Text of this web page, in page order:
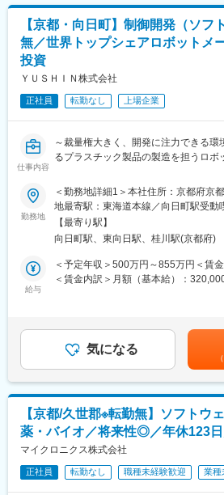
じた高い機能性、省エネ性を兼ね備え
取出ロボットを販売し、業界をリード
変更の範囲：会社の定める業務
・ハードの制御、PCとの通信
・マイコン周辺機器のドライバ作成
※タイマ／シリアル通信／AD／LCD
・RTOSを使用したアプリ開発 など
発 など
産業用電子機器（半導体や電子部品の
装置）
製造現場を支えています。
■主要顧客：
・主力は半導体業界ですが、そのほか
数業界と取引をしているため、業績が
・やりたい仕事で社会に貢献をモット
◆オーダーメイドで設計製作するため
から携わり、裁量の大きな仕事ができ
◆半導体・自動車・医療など様々な業
しており、
業界最先端の技術に携わることができ
◆装置全体を自社内で設計製作するた
各分野の技術者と関わる機会が多く、
境です。
変更の範囲：会社の定める業務
【京都・向日町】制御開発（ソフ
無／世界トップシェアロボットメ
投資
ＹＵＳＨＩＮ株式会社
正社員 転勤なし 上場企業
仕事内容
～裁量権大きく、開発に注力できる環
るプラスチック製品の製造を担うロボ
・プラスチック成形品取出ロボット
コントローラソフトウェア開発
・開発全体のマネージメント（人的マ
※月1～2回程度の出張が発生します。
■組織構成：
開発本部制御開発部は、幹部3名、ス
やすい環境の推進を進めております
革事例集」にも取り上げられておりま
ては、新本社工場を2016年に竣工し
オフィス、健康診断室を設置し産業医
ります。また、「1日20分業務効率化
いなを改善活動に反映」等で、効率的
境整備を進めております。
■同社の特徴：
・身近にあるスマートフォンや薄型テ
るところで活用されるプラスチックは
勤務地
＜勤務地詳細1＞本社住所：京都府京
地最寄駅：東海道本線／向日町駅受動
勤務地詳細2＞テクニカルセンター住
山町487 勤務地最寄駅：東海道本線／
【最寄り駅】
向日町駅、東向日駅、桂川駅(京都府)
給与
＜予定年収＞500万円～855万円＜賃
＜賃金内訳＞月額（基本給）：
ます。※幹部職として採用の場合は以
～60万円（想定年収：825万円～
安の金額であり、選考を通じて上下す
(月額)は固定手当を含めた表記です。
気になる
【京都/久世郡※転勤無】ソフトウ
薬・バイオ／将来性◎／年休123
マイクロニクス株式会社
正社員 転勤なし 職種未経験歓迎 業種